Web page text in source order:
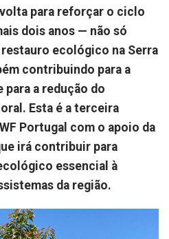
para reforçar o ciclo
dois anos — não só
ecológico na Serra
contribuindo para a
para a redução do
Esta é a terceira
Portugal com o apoio da
irá contribuir para
essencial à
da região.